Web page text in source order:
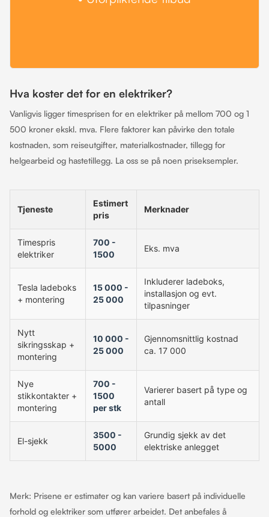
Hva koster det for en elektriker?
Vanligvis ligger timesprisen for en elektriker på mellom 700 og 1
500 kroner ekskl. mva. Flere faktorer kan påvirke den totale
kostnaden, som reiseutgifter, materialkostnader, tillegg for
helgearbeid og hastetillegg. La oss se på noen priseksempler.
Tjeneste
Estimert
pris
Merknader
Timespris
elektriker
700 -
1500
Eks. mva
Tesla ladeboks
+ montering
15 000 -
25 000
Inkluderer ladeboks,
installasjon og evt.
tilpasninger
Nytt
sikringsskap +
montering
10 000 -
25 000
Gjennomsnittlig kostnad
ca. 17 000
Nye
stikkontakter +
montering
700 -
1500
per stk
Varierer basert på type og
antall
El-sjekk
3500 -
5000
Grundig sjekk av det
elektriske anlegget
Merk: Prisene er estimater og kan variere basert på individuelle
forhold og elektriker som utfører arbeidet. Det anbefales å